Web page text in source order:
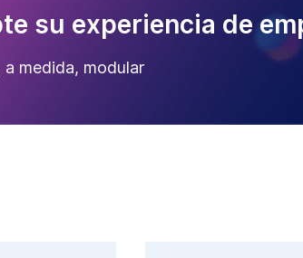
su experiencia de
a medida, modular